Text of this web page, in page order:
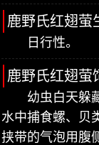
鹿野氏红翅萤
日行性。
鹿野氏红翅萤
幼虫白天躲
水中捕食螺、贝
挟带的气泡用腹